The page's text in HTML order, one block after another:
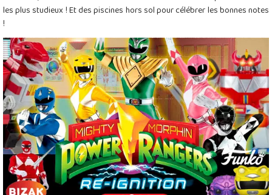
les plus studieux ! Et des piscines hors sol pour célébrer les bonnes notes
!
Previous Next